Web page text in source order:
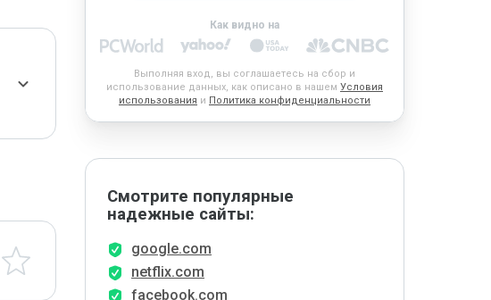
Как видно на
Выполняя вход, вы соглашаетесь на сбор и
использование данных, как описано в нашем Условия
использования и Политика конфиденциальности
Смотрите популярные
надежные сайты:
google.com
netflix.com
facebook.com